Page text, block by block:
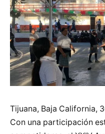
Tijuana, Baja California,
Con una participación